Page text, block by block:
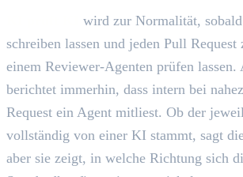
wird zur Normalität, sobald
schreiben lassen und jeden Pull Request
einem Reviewer-Agenten prüfen lassen.
berichtet immerhin, dass intern bei
Request ein Agent mitliest. Ob der
vollständig von einer KI stammt, sagt
aber sie zeigt, in welche Richtung sich